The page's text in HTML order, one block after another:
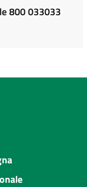
800 033033